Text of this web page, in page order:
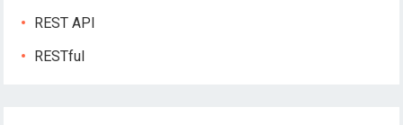
REST API
RESTful